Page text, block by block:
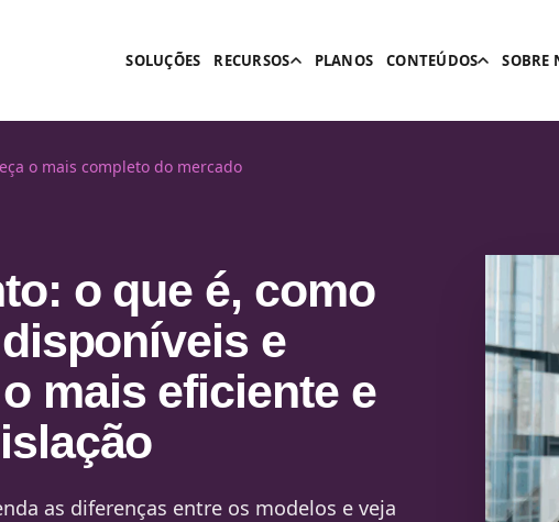
SOLUÇÕES RECURSOS PLANOS CONTEÚDOS SOBRE
o mais completo do mercado
o que é, como
e
mais eficiente e
as diferenças entre os modelos e veja